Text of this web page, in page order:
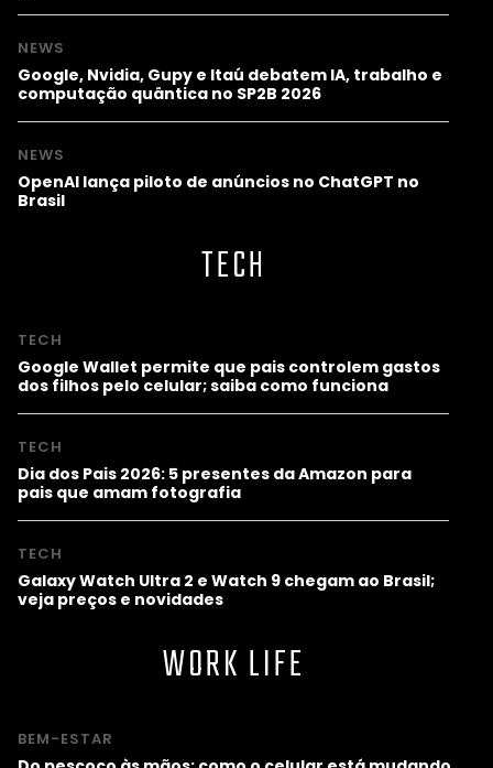
NEWS
Google, Nvidia, Gupy e Itaú debatem IA, trabalho e
computação quântica no SP2B 2026
NEWS
OpenAI lança piloto de anúncios no ChatGPT no
Brasil
TECH
TECH
Google Wallet permite que pais controlem gastos
dos filhos pelo celular; saiba como funciona
TECH
Dia dos Pais 2026: 5 presentes da Amazon para
pais que amam fotografia
TECH
Galaxy Watch Ultra 2 e Watch 9 chegam ao Brasil;
veja preços e novidades
WORK LIFE
BEM-ESTAR